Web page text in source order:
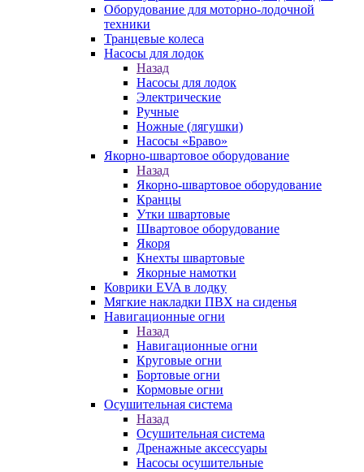
Оборудование для моторно-лодочной
техники
Транцевые колеса
Насосы для лодок
Назад
Насосы для лодок
Электрические
Ручные
Ножные (лягушки)
Насосы «Браво»
Якорно-швартовое оборудование
Назад
Якорно-швартовое оборудование
Кранцы
Утки швартовые
Швартовое оборудование
Якоря
Кнехты швартовые
Якорные намотки
Коврики EVA в лодку
Мягкие накладки ПВХ на сиденья
Навигационные огни
Назад
Навигационные огни
Круговые огни
Бортовые огни
Кормовые огни
Осушительная система
Назад
Осушительная система
Дренажные аксессуары
Насосы осушительные